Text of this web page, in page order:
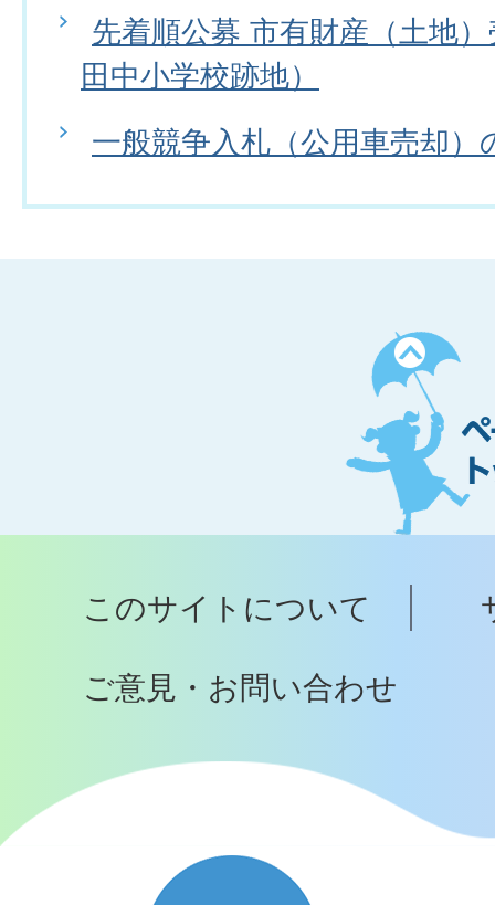
先着順公募 市有財産（土地
田中小学校跡地）
一般競争入札（公用車売却）
ペ
ー
ジ
ト
ッ
へ
このサイトについて
ご意見・お問い合わせ